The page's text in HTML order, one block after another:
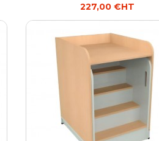
227,00 €HT